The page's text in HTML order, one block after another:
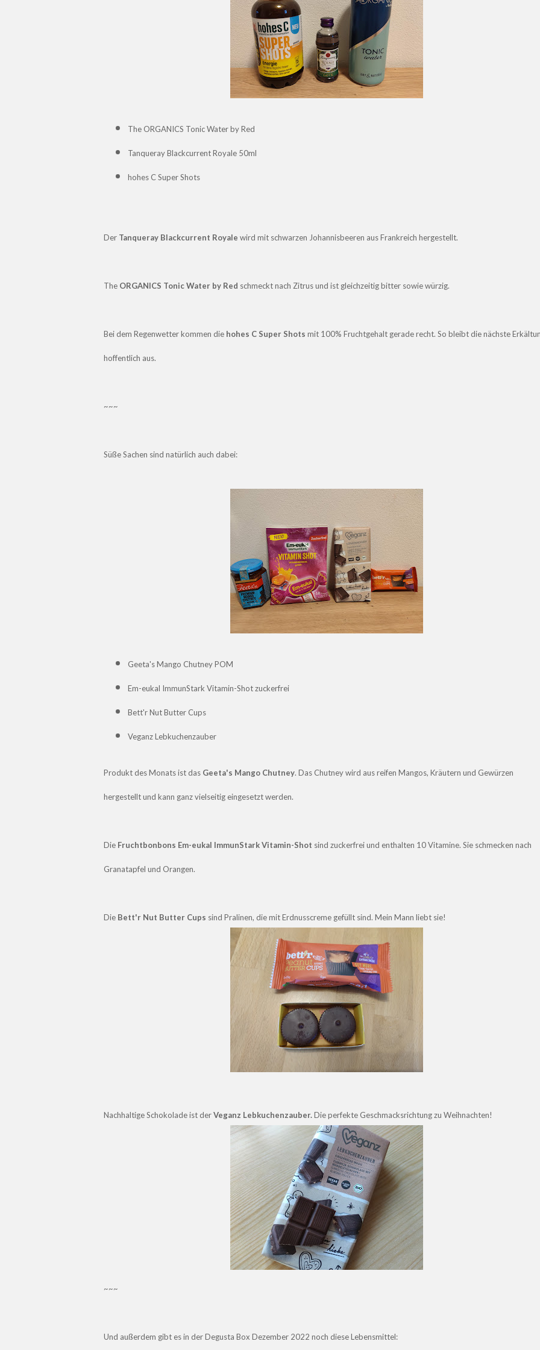
The ORGANICS Tonic Water by Red
Tanqueray Blackcurrent Royale 50ml
hohes C Super Shots
Der Tanqueray Blackcurrent Royale wird mit schwarzen Johannisbeeren aus Frankreich hergestellt.
The ORGANICS Tonic Water by Red schmeckt nach Zitrus und ist gleichzeitig bitter sowie würzig.
Bei dem Regenwetter kommen die hohes C Super Shots mit 100% Fruchtgehalt gerade recht. So bleibt die nächste
hoffentlich aus.
~~~
Süße Sachen sind natürlich auch dabei:
Geeta's Mango Chutney POM
Em-eukal ImmunStark Vitamin-Shot zuckerfrei
Bett'r Nut Butter Cups
Veganz Lebkuchenzauber
Produkt des Monats ist das Geeta's Mango Chutney. Das Chutney wird aus reifen Mangos, Kräutern und Gewürzen
hergestellt und kann ganz vielseitig eingesetzt werden.
Die Fruchtbonbons Em-eukal ImmunStark Vitamin-Shot sind zuckerfrei und enthalten 10 Vitamine. Sie schmecken nach
Granatapfel und Orangen.
Die Bett'r Nut Butter Cups sind Pralinen, die mit Erdnusscreme gefüllt sind. Mein Mann liebt sie!
Nachhaltige Schokolade ist derVeganz Lebkuchenzauber.Die perfekte Geschmacksrichtung zu Weihnachten!
~~~
Und außerdem gibt es in der Degusta Box Dezember 2022 noch diese Lebensmittel: